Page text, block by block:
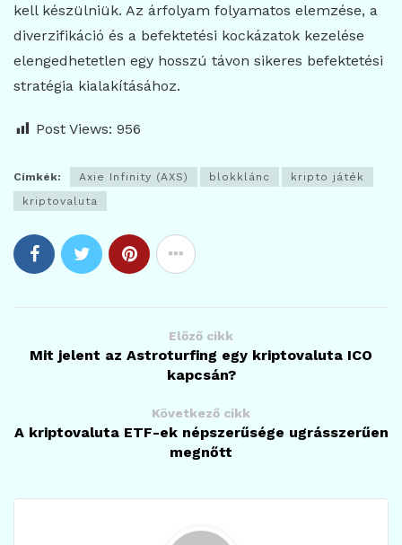
kell készülniük. Az árfolyam folyamatos elemzése, a
diverzifikáció és a befektetési kockázatok kezelése
elengedhetetlen egy hosszú távon sikeres befektetési
stratégia kialakításához.
Post Views: 956
Címkék: Axie Infinity (AXS) blokklánc
kripto játék
kriptovaluta
Előző cikk
Mit jelent az Astroturfing egy kriptovaluta ICO
kapcsán?
Következő cikk
A kriptovaluta ETF-ek népszerűsége ugrásszerűen
megnőtt